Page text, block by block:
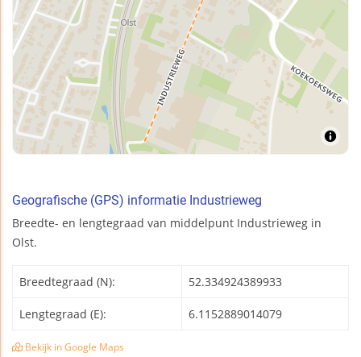
Geografische (GPS) informatie Industrieweg
Breedte- en lengtegraad van middelpunt Industrieweg in
Olst.
Breedtegraad (N): 52.334924389933
Lengtegraad (E): 6.1152889014079
Bekijk in Google Maps